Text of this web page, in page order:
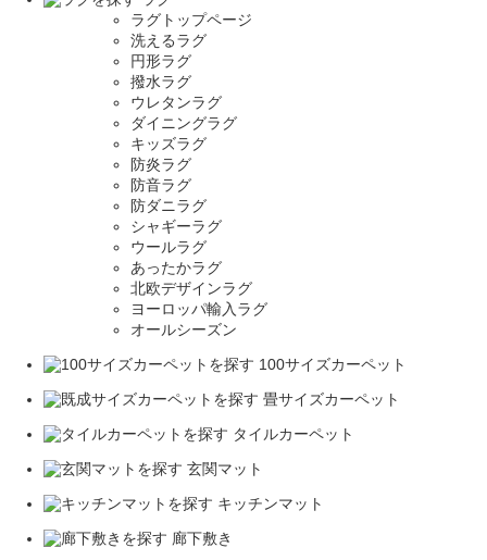
ラグトップページ
洗えるラグ
円形ラグ
撥水ラグ
ウレタンラグ
ダイニングラグ
キッズラグ
防炎ラグ
防音ラグ
防ダニラグ
シャギーラグ
ウールラグ
あったかラグ
北欧デザインラグ
ヨーロッパ輸入ラグ
オールシーズン
100サイズカーペット
畳サイズカーペット
タイルカーペット
玄関マット
キッチンマット
廊下敷き